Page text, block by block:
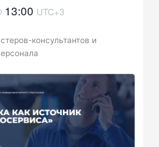
13:00 UTC+3
консультантов и